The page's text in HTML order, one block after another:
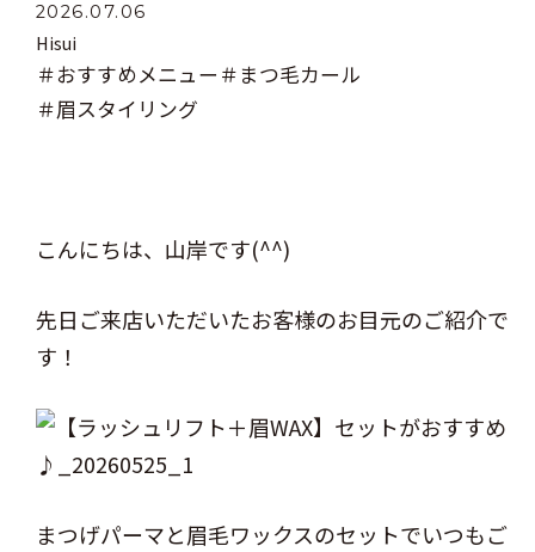
2026.07.06
Hisui
＃おすすめメニュー ＃まつ毛カール
＃眉スタイリング
こんにちは、山岸です(^^)
先日ご来店いただいたお客様のお目元のご紹介で
す！
まつげパーマと眉毛ワックスのセットでいつもご